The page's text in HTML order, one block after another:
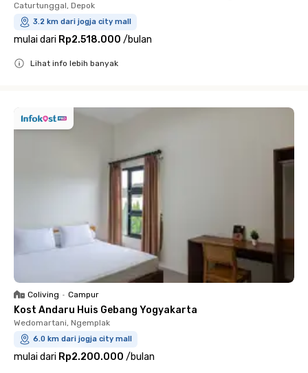
Caturtunggal, Depok
3.2 km dari jogja city mall
mulai dari Rp2.518.000 /bulan
Lihat info lebih banyak
Coliving • Campur
Kost Andaru Huis Gebang Yogyakarta
Wedomartani, Ngemplak
6.0 km dari jogja city mall
mulai dari Rp2.200.000 /bulan